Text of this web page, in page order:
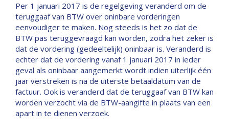
Per 1 januari 2017 is de regelgeving veranderd om de
teruggaaf van BTW over oninbare vorderingen
eenvoudiger te maken. Nog steeds is het zo dat de
BTW pas teruggevraagd kan worden, zodra het zeker is
dat de vordering (gedeeltelijk) oninbaar is. Veranderd is
echter dat de vordering vanaf 1 januari 2017 in ieder
geval als oninbaar aangemerkt wordt indien uiterlijk één
jaar verstreken is na de uiterste betaaldatum van de
factuur. Ook is veranderd dat de teruggaaf van BTW kan
worden verzocht via de BTW-aangifte in plaats van een
apart in te dienen verzoek.